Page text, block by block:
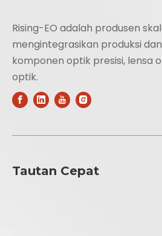
Rising-EO adalah produsen
mengintegrasikan produksi
komponen optik presisi, lensa
optik.
Tautan Cepat